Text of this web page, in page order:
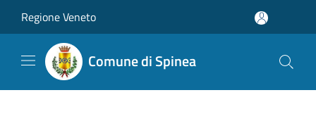
Regione Veneto
Comune di Spinea